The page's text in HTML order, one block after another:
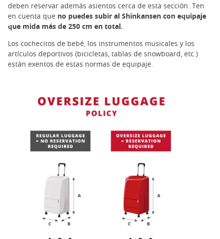
deben reservar además asientos cerca de esta sección. Ten
en cuenta que no puedes subir al Shinkansen con equipaje
que mida más de 250 cm en total.
Los cochecitos de bebé, los instrumentos musicales y los
artículos deportivos (bicicletas, tablas de snowboard, etc.)
están exentos de estas normas de equipaje.